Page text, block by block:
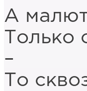
А
–
То